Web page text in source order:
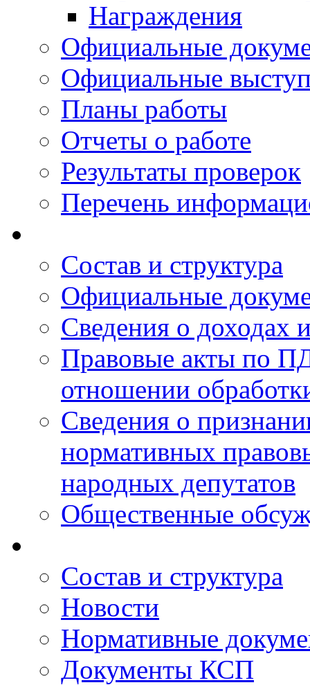
Награждения
Официальные
Официальные
Планы работы
Отчеты о работе
Результаты проверок
Перечень
Состав и структура
Официальные
Сведения о доходах
Правовые акты по
отношении
Сведения о
нормативных
народных депутатов
Общественные
Состав и структура
Новости
Нормативные
Документы КСП